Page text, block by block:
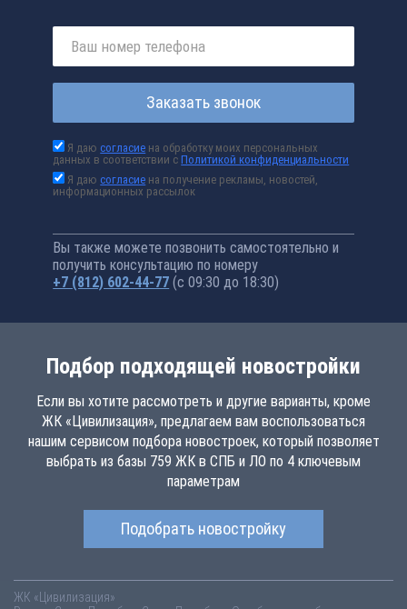
Заказать звонок
Я даюсогласие на обработку моих персональных
данных в соответствии сПолитикой конфиденциальности
Я даюсогласие на получение рекламы, новостей,
информационных рассылок
Вы также можете позвонить самостоятельно и
получить консультацию по номеру
+7 (812) 602-44-77 (с 09:30 до 18:30)
Подбор подходящей новостройки
Если вы хотите рассмотреть и другие варианты, кроме
ЖК «Цивилизация», предлагаем вам воспользоваться
нашим сервисом подбора новостроек, который позволяет
выбрать из базы 759 ЖК в СПБ и ЛО по 4 ключевым
параметрам
Подобрать новостройку
ЖК «Цивилизация»